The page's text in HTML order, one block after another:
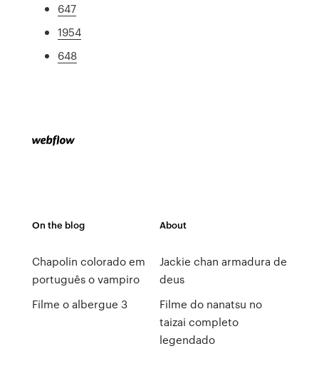
647
1954
648
On the blog
Chapolin colorado em
português o vampiro
Filme o albergue 3
About
Jackie chan armadura de
deus
Filme do nanatsu no
taizai completo
legendado